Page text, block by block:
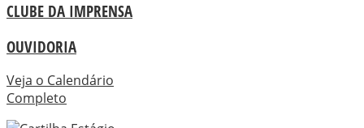
CLUBE DA IMPRENSA
OUVIDORIA
Veja o Calendário
Completo